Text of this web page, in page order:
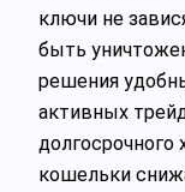
ключи не
быть
решения
активных
кошельки